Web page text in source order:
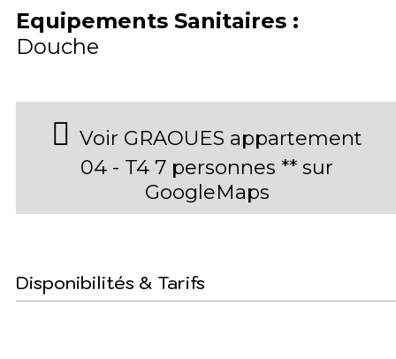
Equipements Sanitaires :
Douche
Voir GRAOUES appartement
04 - T4 7 personnes ** sur
GoogleMaps
Disponibilités & Tarifs